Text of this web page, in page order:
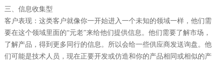
三、信息收集型
客户表现：这类客户就像你一开始进入一个未知的领域一样，他们需
要在这个领域里面的“元老”来给他们提供信息。他们需要了解市场，
了解产品，得到更多同行的信息。所以会给一些供应商发送询盘。他
们可能是技术人员，现在正要开发或仿造和你的产品相同或相似的产